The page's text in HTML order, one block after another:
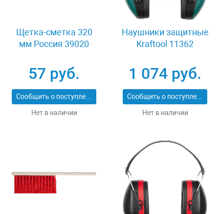
Щетка-сметка 320
мм Россия 39020
57 руб.
Сообщить о поступлении
Нет в наличии
Наушники защитные
Kraftool 11362
1 074 руб.
Сообщить о поступлении
Нет в наличии